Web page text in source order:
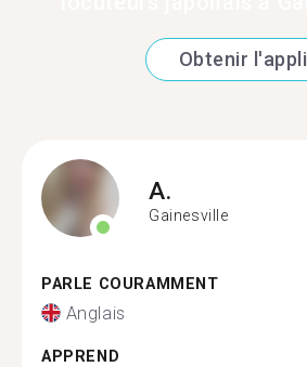
Obtenir l'appli
A.
Gainesville
PARLE COURAMMENT
Anglais
APPREND